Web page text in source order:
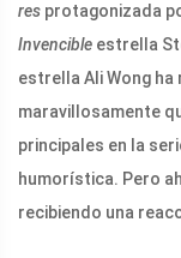
res protagonizada
Invencible estrella
estrella Ali Wong
maravillosamente
principales en la
humorística. Pero
recibiendo una